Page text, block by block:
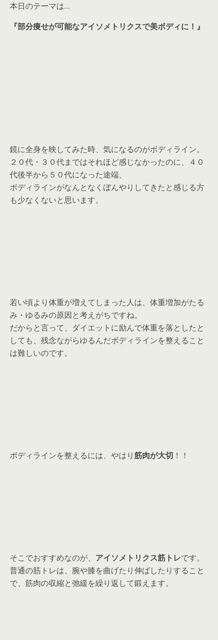
本日のテーマは…
『部分痩せが可能なアイソメトリクスで美ボディに！ 』
鏡に全身を映してみた時、気になるのがボディライン。
２０代・３０代まではそれほど感じなかったのに、４０
代後半から５０代になった途端、
ボディラインがなんとなくぼんやりしてきたと感じる方
も少なくないと思います。
若い頃より体重が増えてしまった人は、体重増加がたる
み・ゆるみの原因と考えがちですね。
だからと言って、ダイエットに励んで体重を落としたと
しても、残念ながらゆるんだボディラインを整えること
は難しいのです。
ボディラインを整えるには、やはり筋肉が大切 ！！
そこでおすすめなのが、 アイソメトリクス筋トレです。
普通の筋トレは、腕や膝を曲げたり伸ばしたりすること
で、筋肉の収縮と弛緩を繰り返して鍛えます。